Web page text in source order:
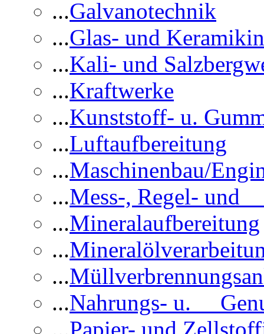
...Galvanotechnik
...Glas- und
...Kali- und
...Kraftwerke
...Kunststoff- u.
...Luftaufbereitung
...Maschinenbau/
...Mess-, Regel- und
...Mineralaufbereitung
...
...
...Nahrungs- u.
...Papier- und